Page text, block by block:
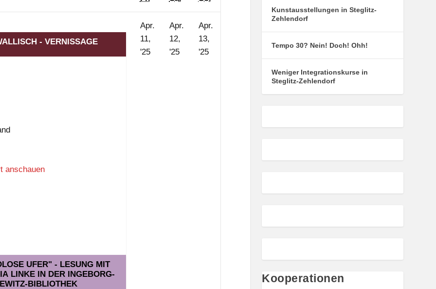
- VERNISSAGE
anschauen
UFER" - LESUNG MIT
LINKE IN DER INGEBORG-
BIBLIOTHEK
Apr.
11,
'2511.
Apr.
12,
'2512.
Apr.
13,
'2513.
Kunstausstellungen in Steglitz-
Zehlendorf
Tempo 30? Nein! Doch! Ohh!
Weniger Integrationskurse in
Steglitz-Zehlendorf
Kooperationen